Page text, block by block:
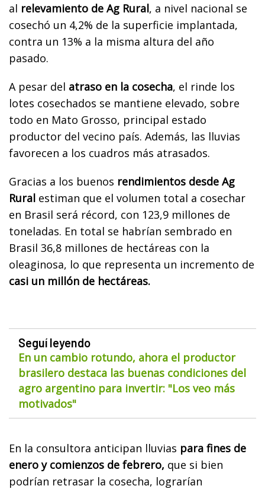
al relevamiento de Ag Rural, a nivel nacional se
cosechó un 4,2% de la superficie implantada,
contra un 13% a la misma altura del año
pasado.
A pesar del atraso en la cosecha, el rinde los
lotes cosechados se mantiene elevado, sobre
todo en Mato Grosso, principal estado
productor del vecino país. Además, las lluvias
favorecen a los cuadros más atrasados.
Gracias a los buenos rendimientos desde Ag
Rural estiman que el volumen total a cosechar
en Brasil será récord, con 123,9 millones de
toneladas. En total se habrían sembrado en
Brasil 36,8 millones de hectáreas con la
oleaginosa, lo que representa un incremento de
casi un millón de hectáreas.
Seguí leyendo
En un cambio rotundo, ahora el productor
brasilero destaca las buenas condiciones del
agro argentino para invertir: "Los veo más
motivados"
En la consultora anticipan lluvias para fines de
enero y comienzos de febrero, que si bien
podrían retrasar la cosecha, lograrían